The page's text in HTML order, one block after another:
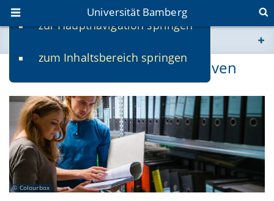
zur Hauptnavigation springen
zum Inhaltsbereich springen
Universität Bamberg
www.uni-bamberg.de
univis.uni-bamberg.de
fis.uni-bamberg.de
Berufs- und Studienperspektiven
Colourbox